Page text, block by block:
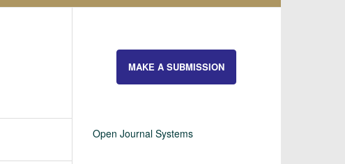
MAKE A SUBMISSION
Open Journal Systems